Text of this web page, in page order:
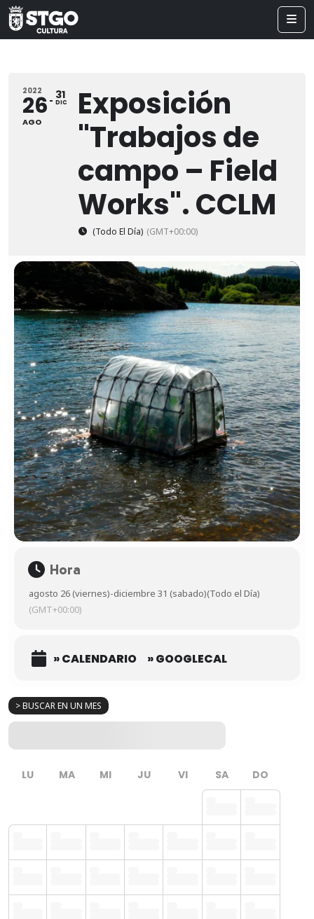
> BUSCAR EN UN MES
LU MA MI JU VI SA DO
2022
26
AGO
31
DIC
Exposición
"Trabajos de
campo – Field
Works". CCLM
(Todo El Día) (GMT+00:00)
Hora
agosto 26 (viernes)-diciembre 31 (sabado)(Todo el Día)
(GMT+00:00)
» CALENDARIO » GOOGLECAL